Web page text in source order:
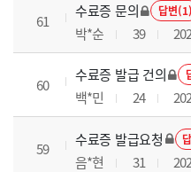
61
수료증 문의 답변(1)
박*순 39
60
수료증 발급 건의
백*민 24
59
수료증 발급요청
음*현 31